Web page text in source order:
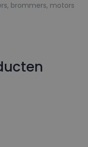
brommers, motors